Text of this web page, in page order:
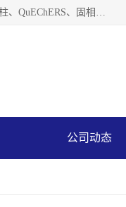
河北艺心逸意科技有限公司主营：C18固相萃取柱、Florisil固相萃取柱、HLB固相萃取柱、MCX固相萃取柱、QuEChERS、固相萃取空柱、针式过滤器 、固相萃取柱、黄曲霉毒素亲和柱。全国咨询热线：18630105913。河北艺心逸意科技有限公司接受来样定做，我们秉承着“顾客至上，锐意进取”的经营理念，坚持客户至上的原则为广大客户提供优质的服务，欢迎广大客户惠顾！免费咨询！
公司动态